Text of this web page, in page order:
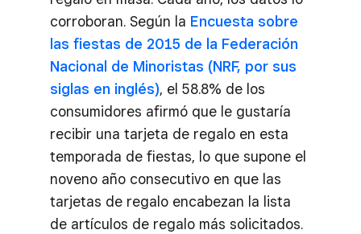
corroboran. Según la Encuesta sobre
las fiestas de 2015 de la Federación
Nacional de Minoristas (NRF, por sus
siglas en inglés), el 58.8% de los
consumidores afirmó que le gustaría
recibir una tarjeta de regalo en esta
temporada de fiestas, lo que supone el
noveno año consecutivo en que las
tarjetas de regalo encabezan la lista
de artículos de regalo más solicitados.